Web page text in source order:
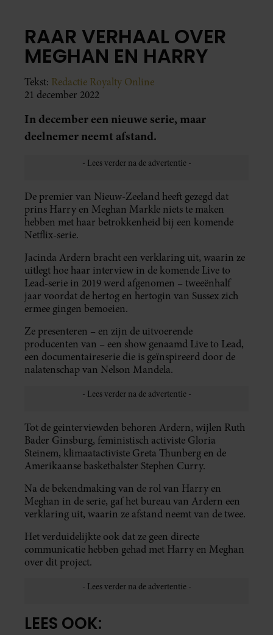
RAAR VERHAAL OVER
MEGHAN EN HARRY
Tekst: Redactie Royalty Online
21 december 2022
In december een nieuwe serie, maar
deelnemer neemt afstand.
De premier van Nieuw-Zeeland heeft gezegd dat
prins Harry en Meghan Markle niets te maken
hebben met haar betrokkenheid bij een komende
Netflix-serie.
Jacinda Ardern bracht een verklaring uit, waarin ze
uitlegt hoe haar interview in de komende Live to
Lead-serie in 2019 werd afgenomen – tweeënhalf
jaar voordat de hertog en hertogin van Sussex zich
ermee gingen bemoeien.
Ze presenteren – en zijn de uitvoerende
producenten van – een show genaamd Live to Lead,
een documentaireserie die is geïnspireerd door de
nalatenschap van Nelson Mandela.
Tot de geinterviewden behoren Ardern, wijlen Ruth
Bader Ginsburg, feministisch activiste Gloria
Steinem, klimaatactiviste Greta Thunberg en de
Amerikaanse basketbalster Stephen Curry.
Na de bekendmaking van de rol van Harry en
Meghan in de serie, gaf het bureau van Ardern een
verklaring uit, waarin ze afstand neemt van de twee.
Het verduidelijkte ook dat ze geen directe
communicatie hebben gehad met Harry en Meghan
over dit project.
LEES OOK: